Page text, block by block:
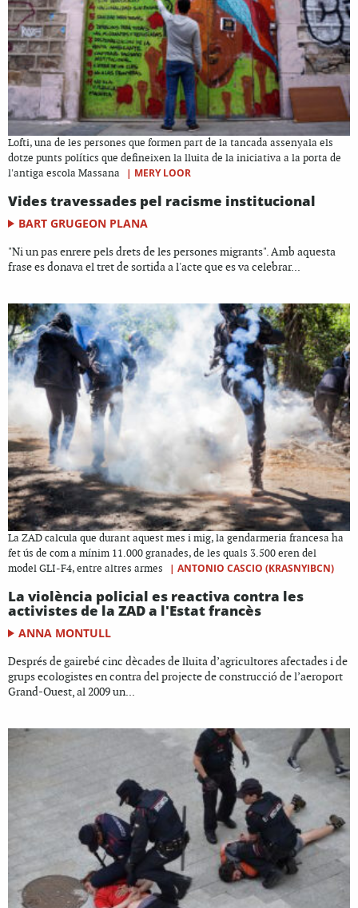
Lofti, una de les persones que formen part de la tancada assenyala els
dotze punts polítics que defineixen la lluita de la iniciativa a la porta de
l'antiga escola Massana
| MERY LOOR
Vides travessades pel racisme institucional
BART GRUGEON PLANA
"Ni un pas enrere pels drets de les persones migrants". Amb aquesta
frase es donava el tret de sortida a l'acte que es va celebrar...
La ZAD calcula que durant aquest mes i mig, la gendarmeria francesa ha
fet ús de com a mínim 11.000 granades, de les quals 3.500 eren del
model GLI-F4, entre altres armes
| ANTONIO CASCIO (KRASNYIBCN)
La violència policial es reactiva contra les
activistes de la ZAD a l'Estat francès
ANNA MONTULL
Després de gairebé cinc dècades de lluita d’agricultores afectades i de
grups ecologistes en contra del projecte de construcció de l’aeroport
Grand-Ouest, al 2009 un...